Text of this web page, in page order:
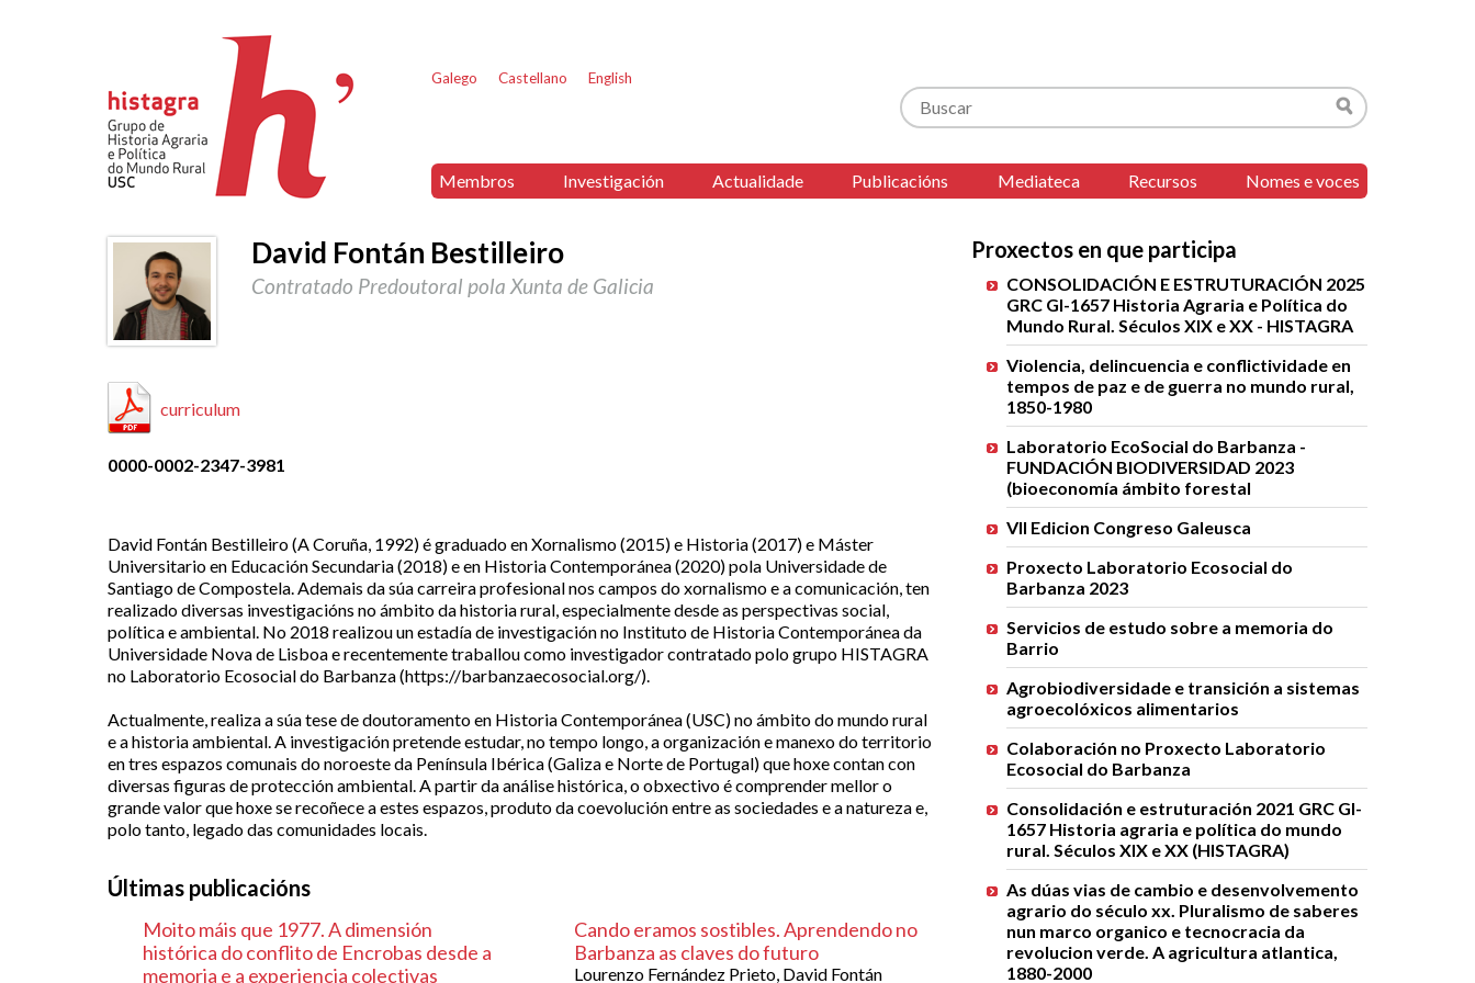
Galego Castellano English
Buscar
Buscar
Membros Investigación Actualidade Publicacións Mediateca Recursos Nomes e voces
David Fontán Bestilleiro
Contratado Predoutoral pola Xunta de Galicia
curriculum
0000-0002-2347-3981
David Fontán Bestilleiro (A Coruña, 1992) é graduado en Xornalismo (2015) e Historia (2017) e Máster
Universitario en Educación Secundaria (2018) e en Historia Contemporánea (2020) pola Universidade de
Santiago de Compostela. Ademais da súa carreira profesional nos campos do xornalismo e a comunicación, ten
realizado diversas investigacións no ámbito da historia rural, especialmente desde as perspectivas social,
política e ambiental. No 2018 realizou un estadía de investigación no Instituto de Historia Contemporánea da
Universidade Nova de Lisboa e recentemente traballou como investigador contratado polo grupo HISTAGRA
no Laboratorio Ecosocial do Barbanza (https://barbanzaecosocial.org/).
Actualmente, realiza a súa tese de doutoramento en Historia Contemporánea (USC) no ámbito do mundo rural
e a historia ambiental. A investigación pretende estudar, no tempo longo, a organización e manexo do territorio
en tres espazos comunais do noroeste da Península Ibérica (Galiza e Norte de Portugal) que hoxe contan con
diversas figuras de protección ambiental. A partir da análise histórica, o obxectivo é comprender mellor o
grande valor que hoxe se recoñece a estes espazos, produto da coevolución entre as sociedades e a natureza e,
polo tanto, legado das comunidades locais.
Últimas publicacións
Moito máis que 1977. A dimensión
histórica do conflito de Encrobas desde a
memoria e a experiencia colectivas
Cando eramos sostibles. Aprendendo no
Barbanza as claves do futuro
Lourenzo Fernández Prieto, David Fontán
Proxectos en que participa
CONSOLIDACIÓN E ESTRUTURACIÓN 2025
GRC GI-1657 Historia Agraria e Política do
Mundo Rural. Séculos XIX e XX - HISTAGRA
Violencia, delincuencia e conflictividade en
tempos de paz e de guerra no mundo rural,
1850-1980
Laboratorio EcoSocial do Barbanza -
FUNDACIÓN BIODIVERSIDAD 2023
(bioeconomía ámbito forestal
VII Edicion Congreso Galeusca
Proxecto Laboratorio Ecosocial do
Barbanza 2023
Servicios de estudo sobre a memoria do
Barrio
Agrobiodiversidade e transición a sistemas
agroecolóxicos alimentarios
Colaboración no Proxecto Laboratorio
Ecosocial do Barbanza
Consolidación e estruturación 2021 GRC GI-
1657 Historia agraria e política do mundo
rural. Séculos XIX e XX (HISTAGRA)
As dúas vias de cambio e desenvolvemento
agrario do século xx. Pluralismo de saberes
nun marco organico e tecnocracia da
revolucion verde. A agricultura atlantica,
1880-2000